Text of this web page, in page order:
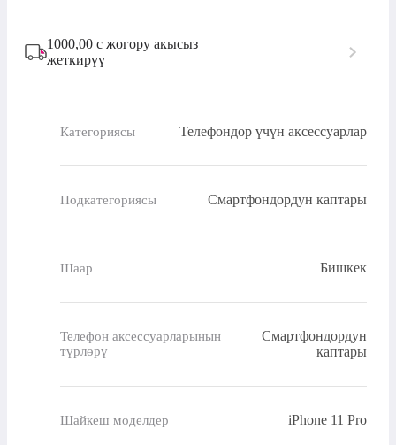
1000,00 с жогору акысыз
жеткирүү
Категориясы Телефондор үчүн аксессуарлар
Подкатегориясы Смартфондордун каптары
Шаар Бишкек
Телефон аксессуарларынын
түрлөрү
Смартфондордун
каптары
Шайкеш моделдер iPhone 11 Pro